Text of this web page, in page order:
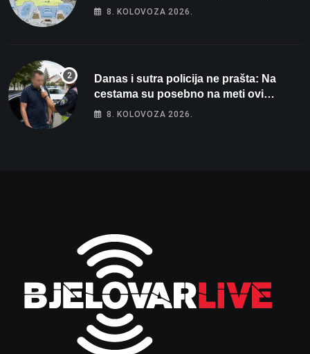
Wellovar za domaćina Europskog
8. KOLOVOZA 2026.
Danas i sutra policija ne prašta: Na
cestama su posebno na meti ovi
prekršaji
8. KOLOVOZA 2026.